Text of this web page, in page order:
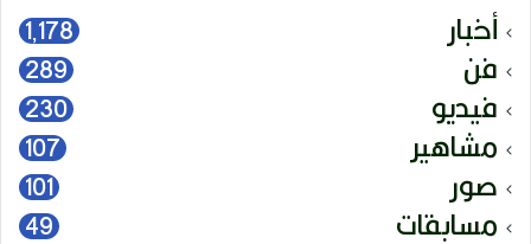
أخبار 1٬178
فن 289
فيديو 230
مشاهير 107
صور 101
مسابقات 49